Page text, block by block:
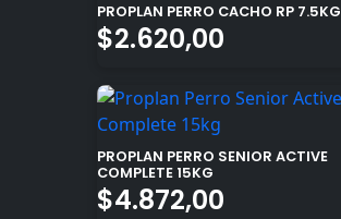
PROPLAN PERRO CACHO RP 7.5KG
$2.620,00
PROPLAN PERRO SENIOR ACTIVE
COMPLETE 15KG
$4.872,00